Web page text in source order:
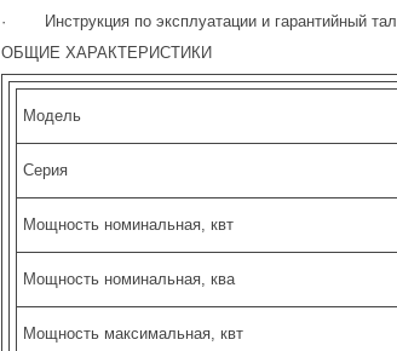
· Инструкция по эксплуатации и гарантийный
ОБЩИЕ ХАРАКТЕРИСТИКИ
Модель
Серия
Мощность номинальная, квт
Мощность номинальная, ква
Мощность максимальная, квт